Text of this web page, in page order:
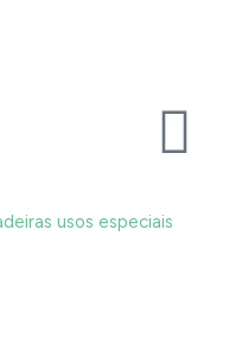
usos especiais